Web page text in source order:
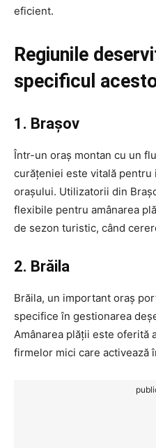
eficient.
Regiunile
specificul
1. Brașov
Într-un oraș montan cu un
curățeniei este vitală pentru
orașului. Utilizatorii din
flexibile pentru amânarea
de sezon turistic, când
2. Brăila
Brăila, un important oraș
specifice în gestionarea
Amânarea plății este oferită
firmelor mici care activează